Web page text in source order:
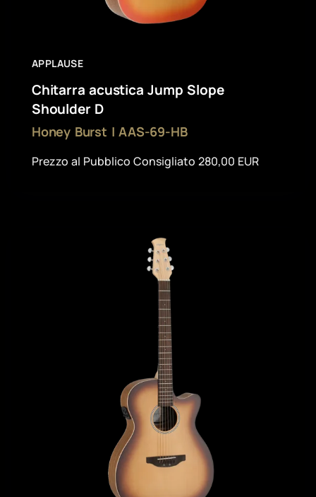
APPLAUSE
Chitarra acustica Jump Slope
Shoulder D
Honey Burst | AAS-69-HB
Prezzo al Pubblico Consigliato 280,00 EUR